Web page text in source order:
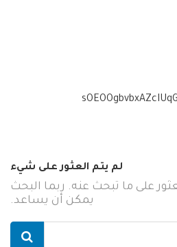
لم يتم العثور على شيء
على ما تبحث عنه. ربما البحث
يمكن أن يساعد.